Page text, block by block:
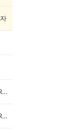
_ _ a뚱이_ _KR8HFR2_ _
_ _ a뚱이_ _KR8HFR2_ _